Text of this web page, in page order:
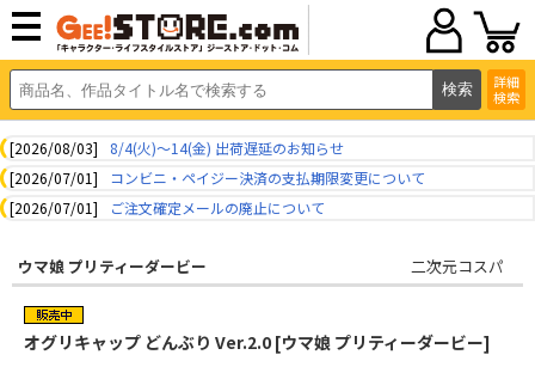
詳細
検索
[2026/08/03]
8/4(火)～14(金) 出荷遅延のお知らせ
[2026/07/01]
コンビニ・ペイジー決済の支払期限変更について
[2026/07/01]
ご注文確定メールの廃止について
ウマ娘 プリティーダービー 二次元コスパ
オグリキャップ どんぶり Ver.2.0 [ウマ娘 プリティーダービー]